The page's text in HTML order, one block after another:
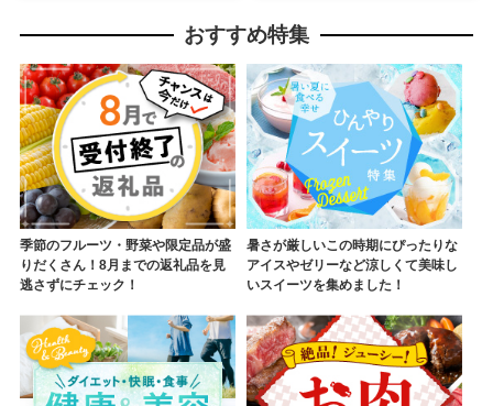
おすすめ特集
季節のフルーツ・野菜や限定品が盛
りだくさん！8月までの返礼品を見
逃さずにチェック！
暑さが厳しいこの時期にぴったりな
アイスやゼリーなど涼しくて美味し
いスイーツを集めました！